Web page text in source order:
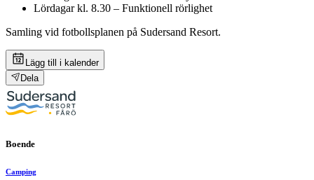
Lördagar kl. 8.30 – Funktionell rörlighet
Samling vid fotbollsplanen på Sudersand Resort.
Lägg till i kalender
Dela
Boende
Camping